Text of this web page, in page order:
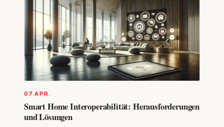
07.APR.
Smart Home Interoperabilität: Herausforderungen
und Lösungen